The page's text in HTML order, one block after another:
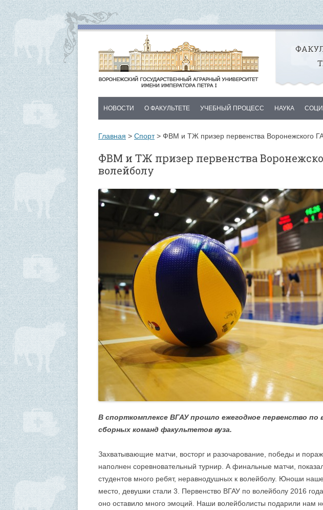
НОВОСТИ О ФАКУЛЬТЕТЕ
МЕТОДИЧЕСКОЙ
ВЕТЕРАНСКОЙ
ПРОФБЮРО
КОНТАКТЫ
УЧЕБНЫЙ ПРОЦЕСС НАУКА
НАУКА И
КОНФЕРЕНЦИИ,
Главная > Спорт> ФВМ и ТЖ призер первенства Воронежского
ФВМ и ТЖ призер первенства
волейболу
В спорткомплексе ВГАУ прошло ежегодное первенство по
сборных команд факультетов вуза.
Захватывающие матчи, восторг и разочарование, победы и
наполнен соревновательный турнир. А финальные матчи,
студентов много ребят, неравнодушных к волейболу. Юноши
место, девушки стали 3. Первенство ВГАУ по волейболу 2016
оно оставило много эмоций. Наши волейболисты подарили нам